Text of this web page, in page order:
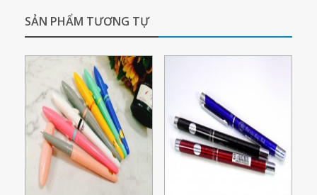
SẢN PHẨM TƯƠNG TỰ